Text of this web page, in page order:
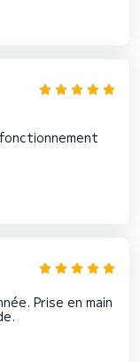
Prise en main